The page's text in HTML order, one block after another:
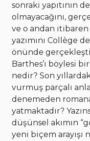
sonraki yapıtının
olmayacağını,
ve o andan
yazımını Collège
önünde
Barthes’ı böylesi
nedir? Son
vurmuş parçalı
denemeden
yatmaktadır?
düşünsel akımın
yeni biçem